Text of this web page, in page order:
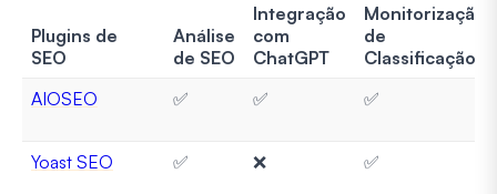
Plugins de
SEO
Análise
de SEO
Integração
com
ChatGPT
Monitorização
de
Classificação
AIOSEO
✅ ✅ ✅
Yoast SEO ✅ ❌ ✅